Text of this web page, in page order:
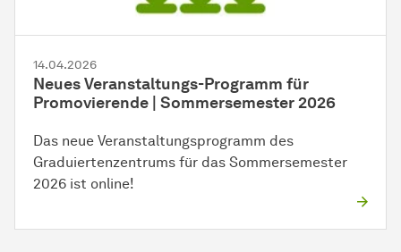
14.04.2026
Neues Veranstaltungs-Programm für
Promovierende | Sommersemester 2026
Das neue Veranstaltungsprogramm des
Graduiertenzentrums für das Sommersemester
2026 ist online!